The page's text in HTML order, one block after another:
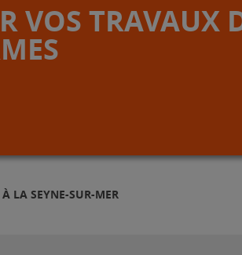
VOS TRAVAUX
LA SEYNE-SUR-MER